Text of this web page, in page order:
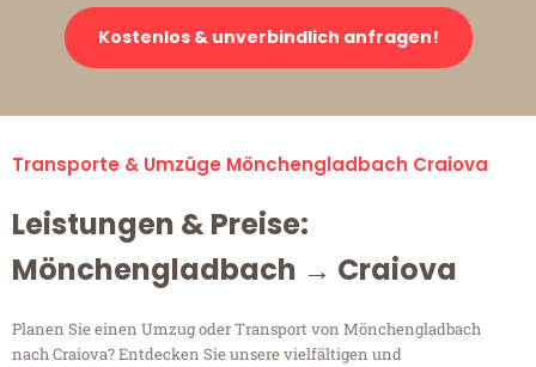
Kostenlos & unverbindlich anfragen!
Transporte & Umzüge Mönchengladbach Craiova
Leistungen & Preise:
Mönchengladbach → Craiova
Planen Sie einen Umzug oder Transport von Mönchengladbach
nach Craiova? Entdecken Sie unsere vielfältigen und